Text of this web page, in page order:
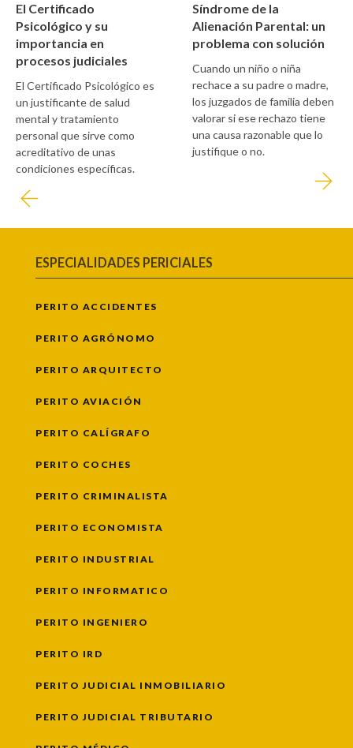
El Certificado
Psicológico y su
importancia en
procesos judiciales
El Certificado Psicológico es
un justificante de salud
mental y tratamiento
personal que sirve como
acreditativo de unas
condiciones específicas.
Síndrome de la
Alienación Parental: un
problema con solución
Cuando un niño o niña
rechace a su padre o madre,
los juzgados de familia deben
valorar si ese rechazo tiene
una causa razonable que lo
justifique o no.
ESPECIALIDADES PERICIALES
PERITO ACCIDENTES
PERITO AGRÓNOMO
PERITO ARQUITECTO
PERITO AVIACIÓN
PERITO CALÍGRAFO
PERITO COCHES
PERITO CRIMINALISTA
PERITO ECONOMISTA
PERITO INDUSTRIAL
PERITO INFORMATICO
PERITO INGENIERO
PERITO IRD
PERITO JUDICIAL INMOBILIARIO
PERITO JUDICIAL TRIBUTARIO